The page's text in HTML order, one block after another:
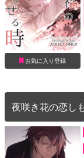
お気に入り登録
夜咲き花の恋し